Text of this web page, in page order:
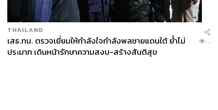
THAILAND
เสธ.ทบ. ตรวจเยี่ยมให้กำลังใจกำลังพลชายแดนใต้ ย้ำไม่
ประมาท เดินหน้ารักษาความสงบ-สร้างสันติสุข
...